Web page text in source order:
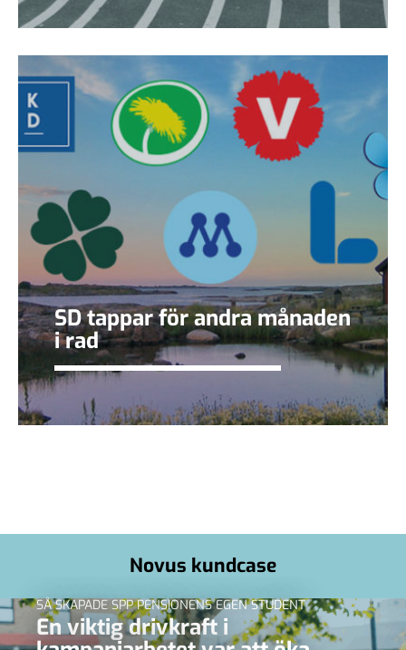
SD tappar för andra månaden
i rad
Novus kundcase
SÅ SKAPADE SPP PENSIONENS EGEN STUDENT
En viktig drivkraft i